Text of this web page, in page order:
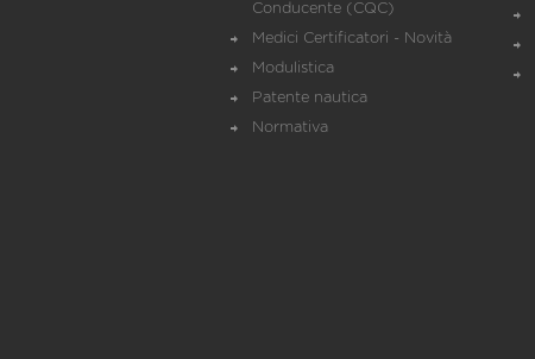
Conducente (CQC)
Medici Certificatori - Novità
Modulistica
Patente nautica
Normativa